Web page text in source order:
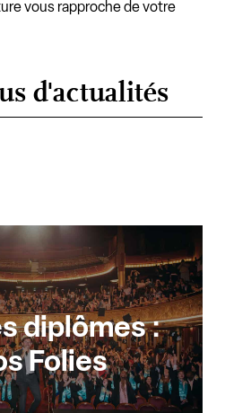
vous rapproche de votre
d'actualités
diplômes :
Folies